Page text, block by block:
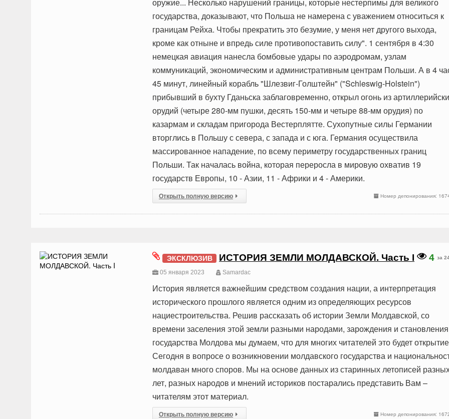
государства, доказывают, что Польша не намерена с уважением относиться к
границам Рейха. Чтобы прекратить это безумие, у меня нет другого выхода,
кроме как отныне и впредь силе противопоставить силу". 1 сентября в 4:30
немецкая авиация нанесла бомбовые удары по аэродромам, узлам
коммуникаций, экономическим и административным центрам Польши. А в 4
45 минут, линейный корабль "Шлезвиг-Голштейн" ("Schleswig-Holstein")
прибывший в бухту Гданьска заблаговременно, открыл огонь из
орудий (четыре 280-мм пушки, десять 150-мм и четыре 88-мм орудия) по
казармам и складам пригорода Вестерплятте. Сухопутные силы Германии
вторглись в Польшу с севера, с запада и с юга. Германия осуществила
массированное нападение, по всему периметру государственных границ
Польши. Так началась война, которая переросла в мировую охватив 19
государств Европы, 10 - Азии, 11 - Африки и 4 - Америки.
Номер депонирования:
Открыть полную версию
ЭКСКЛЮЗИВ ИСТОРИЯ ЗЕМЛИ МОЛДАВСКОЙ. Часть I 4 за
05 января 2023 Samardac
История является важнейшим средством создания нации, а интерпретация
исторического прошлого является одним из определяющих ресурсов
нациестроительства. Решив рассказать об истории Земли Молдавской, со
времени заселения этой земли разными народами, зарождения и становления
государства Молдова мы думаем, что для многих читателей это будет
Сегодня в вопросе о возникновении молдавского государства и
молдаван много споров. Мы на основе данных из старинных летописей
лет, разных народов и мнений историков постарались представить Вам –
читателям этот материал.
Номер депонирования:
Открыть полную версию